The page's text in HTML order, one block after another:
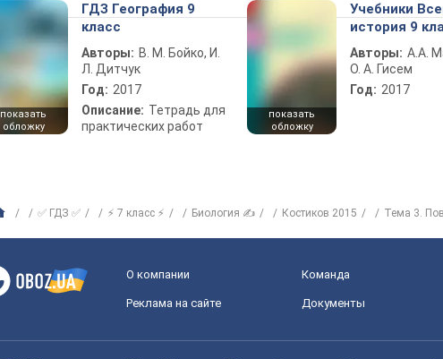
показать
обложку
ГДЗ География 9
класс
Авторы: В. М. Бойко, И.
Л. Дитчук
Год: 2017
Описание: Тетрадь для
практических работ
показать
обложку
Учебники
история 9
Авторы: А.А.
О. А. Гисем
Год: 2017
✅ ГДЗ ✅ ⚡ 7 класс ⚡ Биология ✍ Костиков 2015 Тема 3.
О компании Команда
Реклама на сайте Документы